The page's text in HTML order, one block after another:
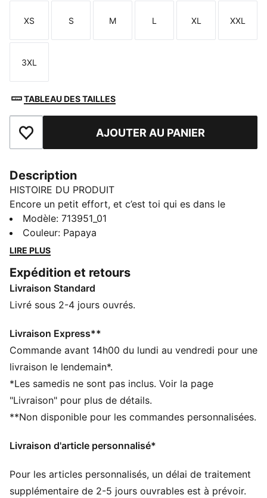
Taille
XS
Taille
S
Taille
M
Taille
L
Taille
XL
Taille
XXL
Taille
3XL
TABLEAU DES TAILLES
Ajouter aux favorisAJOUTER AU PANIER
Description
HISTOIRE DU PRODUIT
Encore un petit effort, et c’est toi qui es dans le
cockpit. La toute première collection Replica de PUMA
x McLAREN RACING te permettra de battre tous les
records. Enveloppée de papaye et de noir et avec
collection reflète la gamme portée par les pilotes et
les écuries d’IndyCar, de F1® Academy et de Formule
1® le jour des courses. Autour des circuits ou dans la
vibrer comme les meilleurs pilotes du monde. C’est
comme si tu faisais partie de l’écurie avec ce modèle
vintage inspiré des combinaisons de course rétro.
Confectionné avec un minimum de 90 % de matériaux
recyclés
DÉTAILS
Matière principale : Jersey simple
Manches courtes
Fermeture : Col avec patte de boutonnage
Modèle: 713951_01
Couleur: Papaya
LIRE PLUS
Expédition et retours
Livraison Standard
Livré sous 2-4 jours ouvrés.
Livraison Express**
Commande avant 14h00 du lundi au vendredi pour une
livraison le lendemain*.
*Les samedis ne sont pas inclus. Voir la page
"Livraison" pour plus de détails.
**Non disponible pour les commandes personnalisées.
Livraison d'article personnalisé*
Pour les articles personnalisés, un délai de traitement
supplémentaire de 2-5 jours ouvrables est à prévoir.